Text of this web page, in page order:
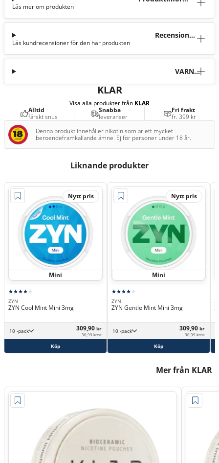
Läs mer om produkten
Recensioner
Läs kundrecensioner för den här produkten
VARNI
KLAR
Visa alla produkter från KLAR
Alltid
färskt snus
Snabba
leveranser
Fri frakt
fr. 399 kr
Denna produkt innehåller nikotin som är ett mycket
beroendeframkallande ämne. Ej för personer under 18 år.
Liknande produkter
Nytt pris
Mini
ZYN
ZYN Cool Mint Mini 3mg
10 -pack 309,90 kr
30,99 kr/st
Köp
Nytt pris
Mini
ZYN
ZYN Gentle Mint Mini 3mg
10 -pack 309,90 kr
30,99 kr/st
Köp
Mer från KLAR